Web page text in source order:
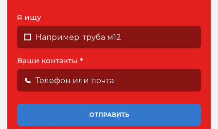
Я ищу
Ваши контакты *
ОТПРАВИТЬ